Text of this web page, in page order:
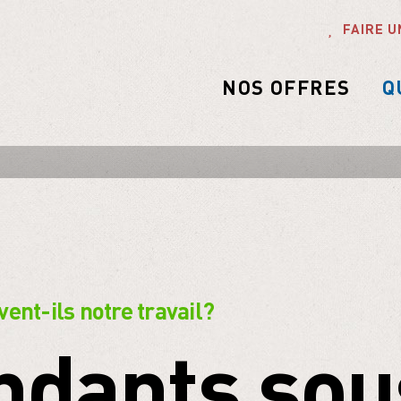
FAIRE
NOS OFFRES
au juste?
ils notre travail?